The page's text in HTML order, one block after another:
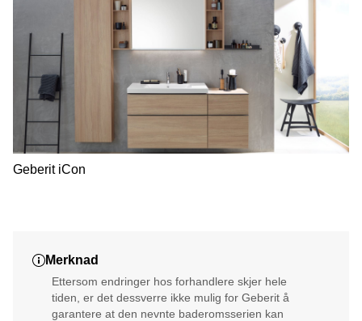
Geberit iCon
Merknad
Ettersom endringer hos forhandlere skjer hele
tiden, er det dessverre ikke mulig for Geberit å
garantere at den nevnte baderomsserien kan